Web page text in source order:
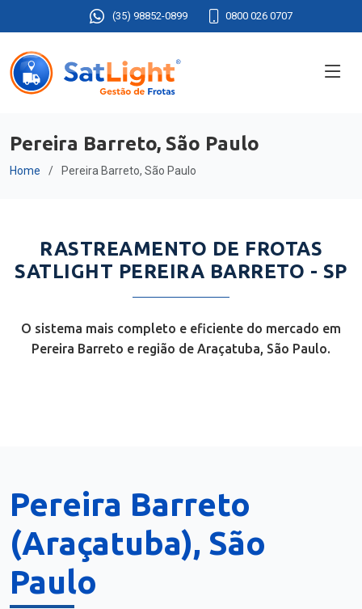
(35) 98852-0899 0800 026 0707
Pereira Barreto, São Paulo
Home Pereira Barreto, São Paulo
RASTREAMENTO DE FROTAS
SATLIGHT PEREIRA BARRETO - SP
O sistema mais completo e eficiente do mercado em
Pereira Barreto e região de Araçatuba, São Paulo.
Pereira Barreto
(Araçatuba), São
Paulo